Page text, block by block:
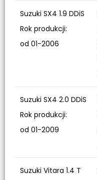
Suzuki SX4 1.9 DDiS
Rok produkcji:
od 01-2006
Suzuki SX4 2.0 DDiS
Rok produkcji:
od 01-2009
Suzuki Vitara 1.4 T